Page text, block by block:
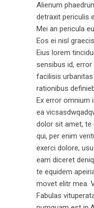
Alienum
detraxit periculis
Mei an pericula
Eos ei nisl
Eius lorem
sensibus id,
facilisis
rationibus
Ex error omnium
ea
dolor sit amet, te
qui, per enim
exerci dolore,
eam diceret
te equidem
movet elitr mea.
Fabulas